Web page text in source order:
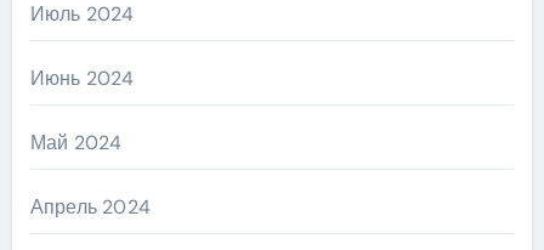
Июль 2024
Июнь 2024
Май 2024
Апрель 2024